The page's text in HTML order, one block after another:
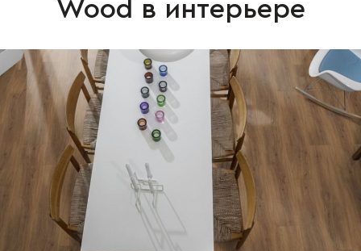
Wood в интерьере